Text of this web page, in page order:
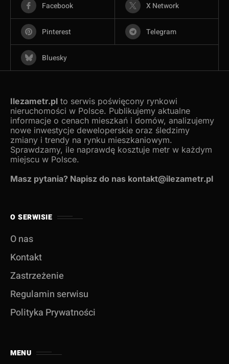
Facebook X Network
Pinterest Telegram
Bluesky
Ilezametr.pl to serwis poświęcony rynkowi
nieruchomości w Polsce. Publikujemy aktualne
informacje o cenach mieszkań i domów, analizujemy
nowe inwestycje deweloperskie oraz śledzimy
zmiany i trendy na rynku mieszkaniowym.
Sprawdzamy, ile naprawdę kosztuje metr w każdym
miejscu w Polsce.
Masz pytania? Napisz do nas kontakt@ilezametr.pl
O SERWISIE
O nas
Kontakt
Zastrzeżenie
Regulamin serwisu
Polityka Prywatności
MENU